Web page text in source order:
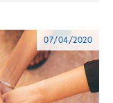
07/04/2020